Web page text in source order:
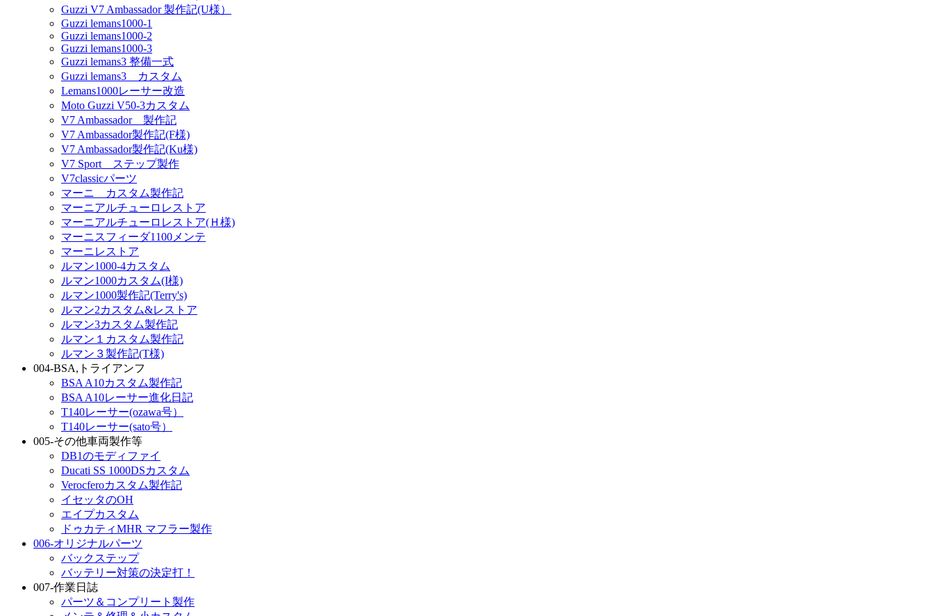
Guzzi V7 Ambassador 製作記(U様）
Guzzi lemans1000-1
Guzzi lemans1000-2
Guzzi lemans1000-3
Guzzi lemans3 整備一式
Guzzi lemans3 カスタム
Lemans1000レーサー改造
Moto Guzzi V50-3カスタム
V7 Ambassador 製作記
V7 Ambassador製作記(F様)
V7 Ambassador製作記(Ku様)
V7 Sport ステップ製作
V7classicパーツ
マーニ カスタム製作記
マーニアルチューロレストア
マーニアルチューロレストア(Ｈ様)
マーニスフィーダ1100メンテ
マーニレストア
ルマン1000-4カスタム
ルマン1000カスタム(I様)
ルマン1000製作記(Terry's)
ルマン2カスタム&レストア
ルマン3カスタム製作記
ルマン１カスタム製作記
ルマン３製作記(T様)
004-BSA,トライアンフ
BSA A10カスタム製作記
BSA A10レーサー進化日記
T140レーサー(ozawa号）
T140レーサー(sato号）
005-その他車両製作等
DB1のモディファイ
Ducati SS 1000DSカスタム
Verocferoカスタム製作記
イセッタのOH
エイプカスタム
ドゥカティMHR マフラー製作
006-オリジナルパーツ
バックステップ
バッテリー対策の決定打！
007-作業日誌
パーツ＆コンプリート製作